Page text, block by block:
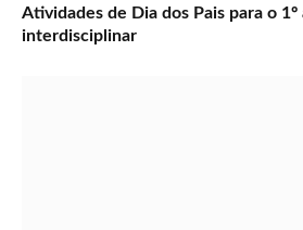
Atividades de Dia dos Pais para o
interdisciplinar